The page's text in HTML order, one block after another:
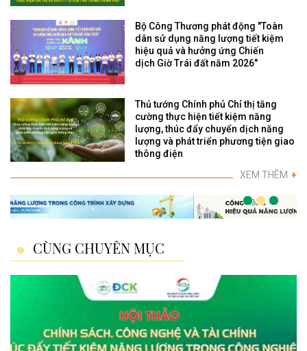
Bộ Công Thương phát động "Toàn
dân sử dụng năng lượng tiết kiệm
hiệu quả và hưởng ứng Chiến
dịch Giờ Trái đất năm 2026"
Thủ tướng Chính phủ Chỉ thị tăng
cường thực hiện tiết kiệm năng
lượng, thúc đẩy chuyển dịch năng
lượng và phát triển phương tiện giao
thông điện
XEM THÊM +
CÙNG CHUYÊN MỤC